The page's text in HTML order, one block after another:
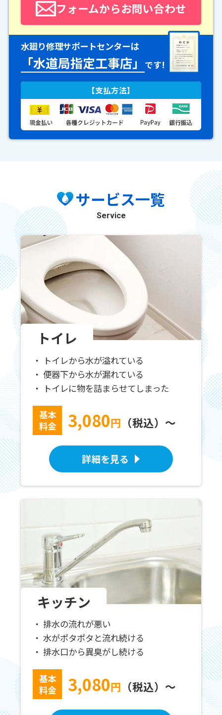
フォームからお問い合わせ
水廻り修理サポートセンターは
「水道局指定工事店」 です!
【支払方法】
サービス一覧
Service
トイレ
トイレから水が溢れている
便器下から水が漏れている
トイレに物を詰まらせてしまった
基本
料金
3,080円 （税込）～
詳細を見る
キッチン
排水の流れが悪い
水がポタポタと流れ続ける
排水口から異臭がし続ける
基本
料金
3,080円 （税込）～